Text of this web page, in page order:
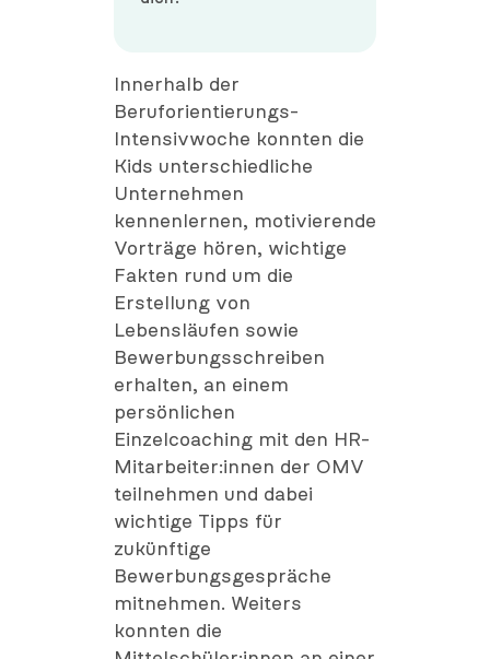
Innerhalb der
Beruforientierungs-
Intensivwoche konnten die
Kids unterschiedliche
Unternehmen
kennenlernen, motivierende
Vorträge hören, wichtige
Fakten rund um die
Erstellung von
Lebensläufen sowie
Bewerbungsschreiben
erhalten, an einem
persönlichen
Einzelcoaching mit den HR-
Mitarbeiter:innen der OMV
teilnehmen und dabei
wichtige Tipps für
zukünftige
Bewerbungsgespräche
mitnehmen. Weiters
konnten die